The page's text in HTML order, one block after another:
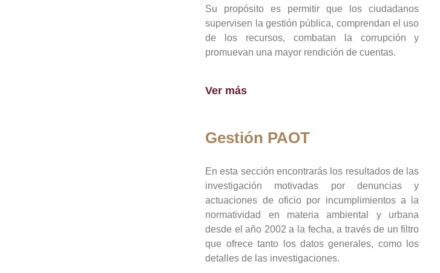
Su propósito es permitir que los ciudadanos
supervisen la gestión pública, comprendan el uso
de los recursos, combatan la corrupción y
promuevan una mayor rendición de cuentas.
Ver más
Gestión PAOT
En esta sección encontrarás los resultados de las
investigación motivadas por denuncias y
actuaciones de oficio por incumplimientos a la
normatividad en materia ambiental y urbana
desde el año 2002 a la fecha, a través de un filtro
que ofrece tanto los datos generales, como los
detalles de las investigaciones.